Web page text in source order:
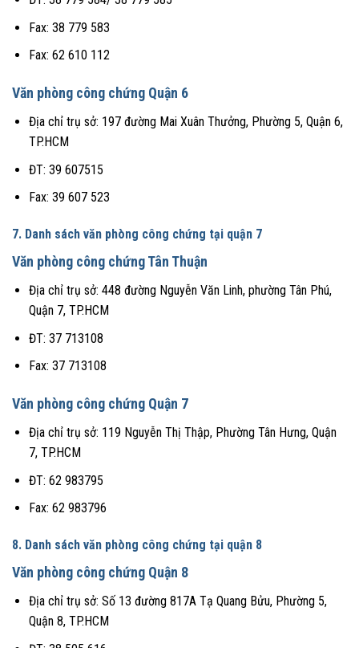
Fax: 38 779 583
Fax: 62 610 112
Văn phòng công chứng Quận 6
Địa chỉ trụ sở: 197 đường Mai Xuân Thưởng, Phường 5, Quận 6,
TP.HCM
ĐT: 39 607515
Fax: 39 607 523
7. Danh sách văn phòng công chứng tại quận 7
Văn phòng công chứng Tân Thuận
Địa chỉ trụ sở: 448 đường Nguyễn Văn Linh, phường Tân Phú,
Quận 7, TP.HCM
ĐT: 37 713108
Fax: 37 713108
Văn phòng công chứng Quận 7
Địa chỉ trụ sở: 119 Nguyễn Thị Thập, Phường Tân Hưng, Quận
7, TP.HCM
ĐT: 62 983795
Fax: 62 983796
8. Danh sách văn phòng công chứng tại quận 8
Văn phòng công chứng Quận 8
Địa chỉ trụ sở: Số 13 đường 817A Tạ Quang Bửu, Phường 5,
Quận 8, TP.HCM